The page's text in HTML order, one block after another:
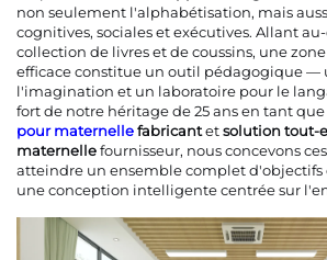
Blogues
non seulement l'alphabétisation, mais
cognitives, sociales et exécutives. Allant
collection de livres et de coussins, une
efficace constitue un outil pédagogique —
l'imagination et un laboratoire pour le
fort de notre héritage de 25 ans en tant
pour maternellefabricantetsolution tout-
maternellefournisseur, nous concevons
atteindre un ensemble complet d'objectifs
une conception intelligente centrée sur